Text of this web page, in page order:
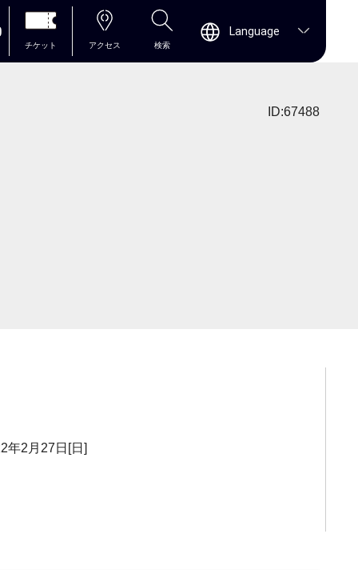
チケット アクセス 検索
Language
ID:67488
年2月27日[日]